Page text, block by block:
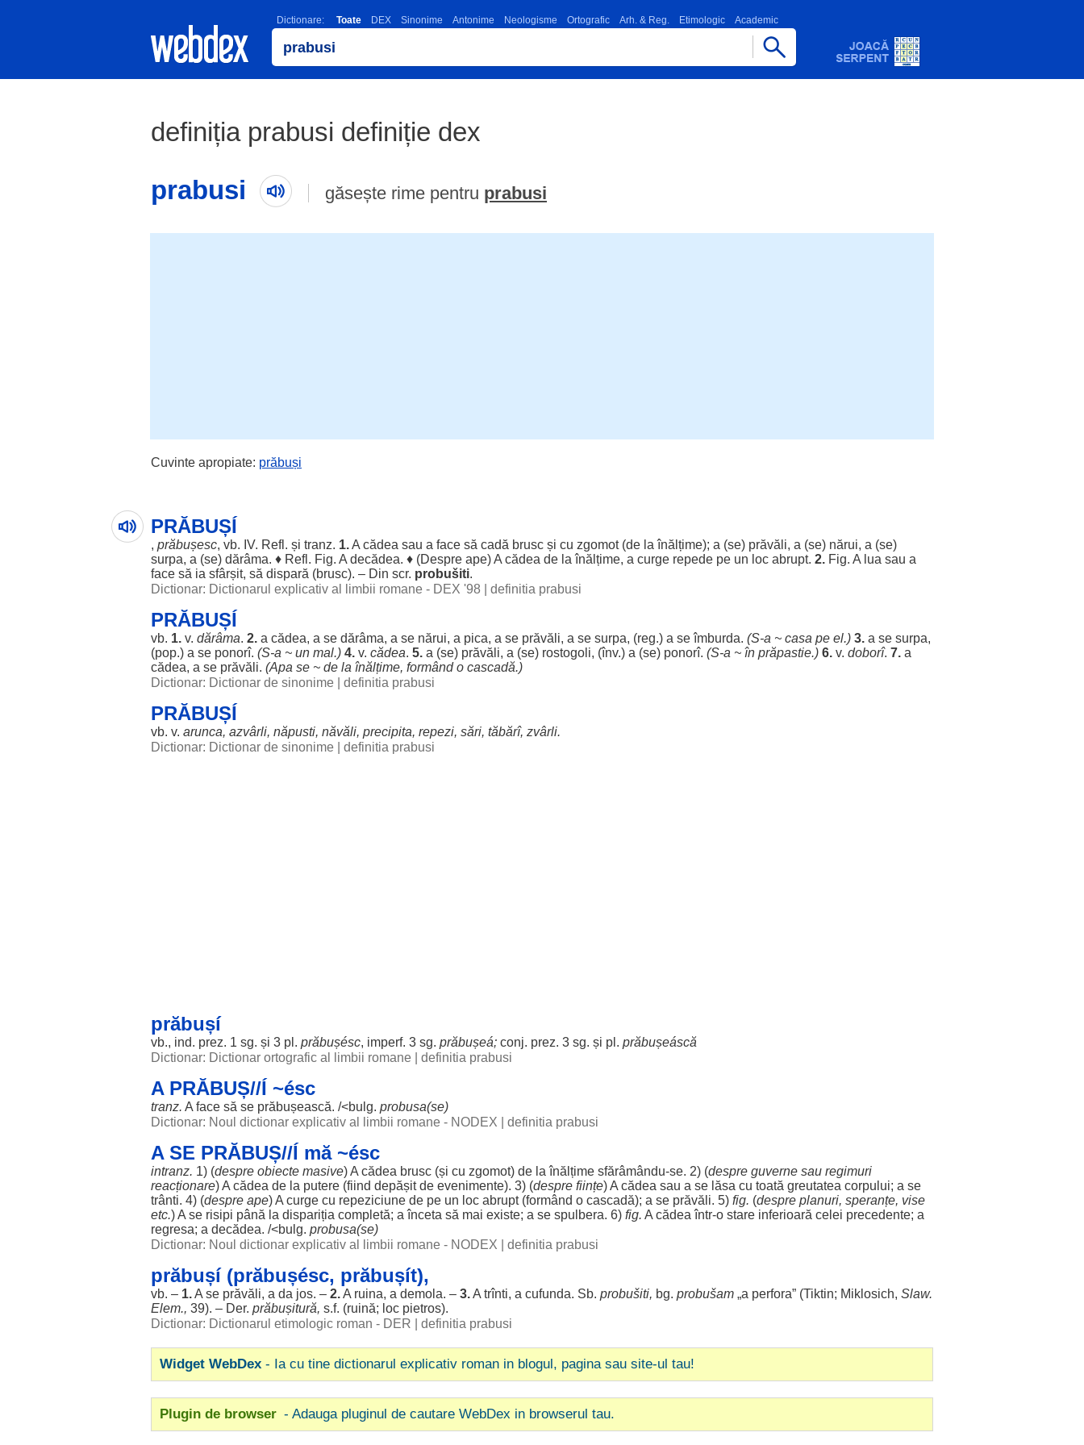
Dictionare: Toate DEX Sinonime Antonime Neologisme Ortografic Arh. & Reg. Etimologic Academic
definiția prabusi definiție dex
prabusi
găsește rime pentru prabusi
Cuvinte apropiate: prăbuși
PRĂBUȘÍ
, prăbușesc, vb. IV. Refl. și tranz. 1.A cădea sau a face să cadă brusc și cu zgomot(de laînălțime); a (se) prăvăli, a (se) nărui, a (se)
surpa, a (se) dărâma. ♦ Refl. Fig. A decădea. ♦ (Despre ape) A cădea de laînălțime, a curge repede pe un loc abrupt. 2. Fig. A lua sau a
face să ia sfârșit, să dispară (brusc). – Din scr. probušiti.
Dictionar: Dictionarul explicativ al limbii romane - DEX '98
definitia prabusi
PRĂBUȘÍ
vb. 1. v. dărâma. 2. a cădea, a se dărâma, a se nărui, a pica, a se prăvăli, a se surpa, (reg.) a seîmburda. (S-a ~ casa pe el.) 3. a se surpa,
(pop.) a se ponorî. (S-a ~ un mal.) 4. v. cădea. 5. a (se) prăvăli, a (se) rostogoli, (înv.) a (se) ponorî. (S-a ~ în prăpastie.) 6. v. doborî. 7. a
cădea, a se prăvăli. (Apa se ~ de la înălțime, formândo cascadă.)
Dictionar: Dictionar de sinonime
definitia prabusi
PRĂBUȘÍ
vb. v. arunca, azvârli, năpusti, năvăli, precipita, repezi, sări, tăbărî, zvârli.
Dictionar: Dictionar de sinonime
definitia prabusi
prăbușí
vb., ind. prez. 1 sg. și 3 pl. prăbușésc, imperf. 3 sg. prăbușeá; conj. prez. 3 sg. și pl. prăbușeáscă
Dictionar: Dictionar ortografic al limbii romane
definitia prabusi
A PRĂBUȘ//Í ~ésc
tranz. A face să se prăbușească. /<bulg. probusa(se)
Dictionar: Noul dictionar explicativ al limbii romane - NODEX
definitia prabusi
A SE PRĂBUȘ//Í mă ~ésc
intranz. 1) (despre obiecte masive) A cădea brusc (și cu zgomot) de laînălțime sfărâmându-se. 2) (despre guverne sau regimuri
reacționare) A cădea de la putere (fiind depășitde evenimente). 3) (despre ființe) A cădea sau a se lăsa cu toată greutatea corpului; a se
trânti. 4) (despre ape) A curge cu repeziciune de pe un loc abrupt(formând o cascadă); a se prăvăli. 5) fig. (despre planuri, speranțe, vise
etc.) A se risipi până la dispariția completă; aînceta să mai existe; a se spulbera. 6) fig. A cădea într-o stare inferioară celei precedente; a
regresa; a decădea. /<bulg. probusa(se)
Dictionar: Noul dictionar explicativ al limbii romane - NODEX
definitia prabusi
prăbușí (prăbușésc, prăbușít),
vb. – 1.A se prăvăli, a da jos. – 2.A ruina, a demola. – 3.A trînti, a cufunda. Sb. probušiti, bg. probušam „a perfora” (Tiktin; Miklosich, Slaw.
Elem., 39). – Der. prăbușitură, s.f. (ruină; loc pietros).
Dictionar: Dictionarul etimologic roman - DER
definitia prabusi
Widget WebDex - Ia cu tine dictionarul explicativ roman in blogul, pagina sau site-ul tau!
Plugin de browser - Adauga pluginul de cautare WebDex in browserul tau.